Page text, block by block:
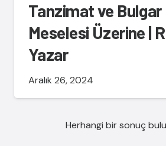
Tanzimat ve Bulgar
Meselesi Üzerine |
Yazar
Aralık 26, 2024
Herhangi bir sonuç